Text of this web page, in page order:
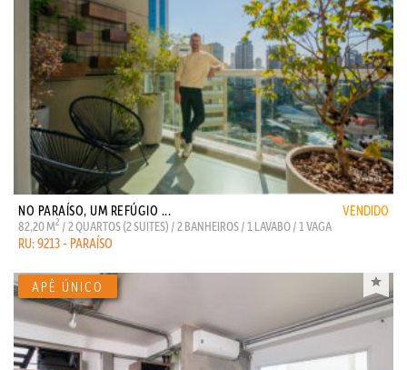
NO PARAÍSO, UM REFÚGIO ... VENDIDO
82,20 M2 / 2 QUARTOS (2 SUITES) / 2 BANHEIROS / 1 LAVABO / 1 VAGA
RU: 9213 - PARAÍSO